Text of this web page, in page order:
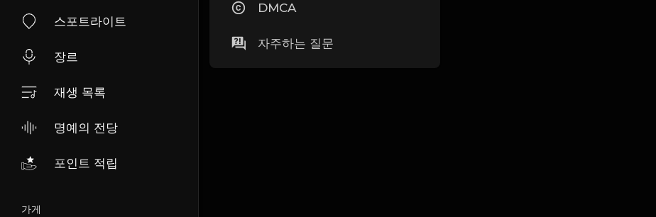
스포트라이트
장르
재생 목록
명예의 전당
포인트 적립
가게
DMCA
자주하는 질문